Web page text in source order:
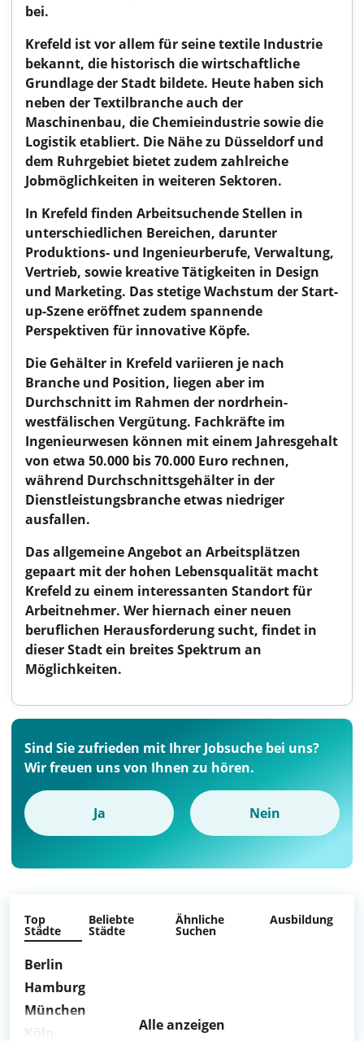
bei.
Krefeld ist vor allem für seine textile Industrie
bekannt, die historisch die wirtschaftliche
Grundlage der Stadt bildete. Heute haben sich
neben der Textilbranche auch der
Maschinenbau, die Chemieindustrie sowie die
Logistik etabliert. Die Nähe zu Düsseldorf und
dem Ruhrgebiet bietet zudem zahlreiche
Jobmöglichkeiten in weiteren Sektoren.
In Krefeld finden Arbeitsuchende Stellen in
unterschiedlichen Bereichen, darunter
Produktions- und Ingenieurberufe, Verwaltung,
Vertrieb, sowie kreative Tätigkeiten in Design
und Marketing. Das stetige Wachstum der Start-
up-Szene eröffnet zudem spannende
Perspektiven für innovative Köpfe.
Die Gehälter in Krefeld variieren je nach
Branche und Position, liegen aber im
Durchschnitt im Rahmen der nordrhein-
westfälischen Vergütung. Fachkräfte im
Ingenieurwesen können mit einem Jahresgehalt
von etwa 50.000 bis 70.000 Euro rechnen,
während Durchschnittsgehälter in der
Dienstleistungsbranche etwas niedriger
ausfallen.
Das allgemeine Angebot an Arbeitsplätzen
gepaart mit der hohen Lebensqualität macht
Krefeld zu einem interessanten Standort für
Arbeitnehmer. Wer hiernach einer neuen
beruflichen Herausforderung sucht, findet in
dieser Stadt ein breites Spektrum an
Möglichkeiten.
Sind Sie zufrieden mit Ihrer Jobsuche bei uns?
Wir freuen uns von Ihnen zu hören.
Ja Nein
Top
Städte
Beliebte
Städte
Ähnliche
Suchen
Ausbildung
Berlin
Hamburg
München
Alle anzeigen